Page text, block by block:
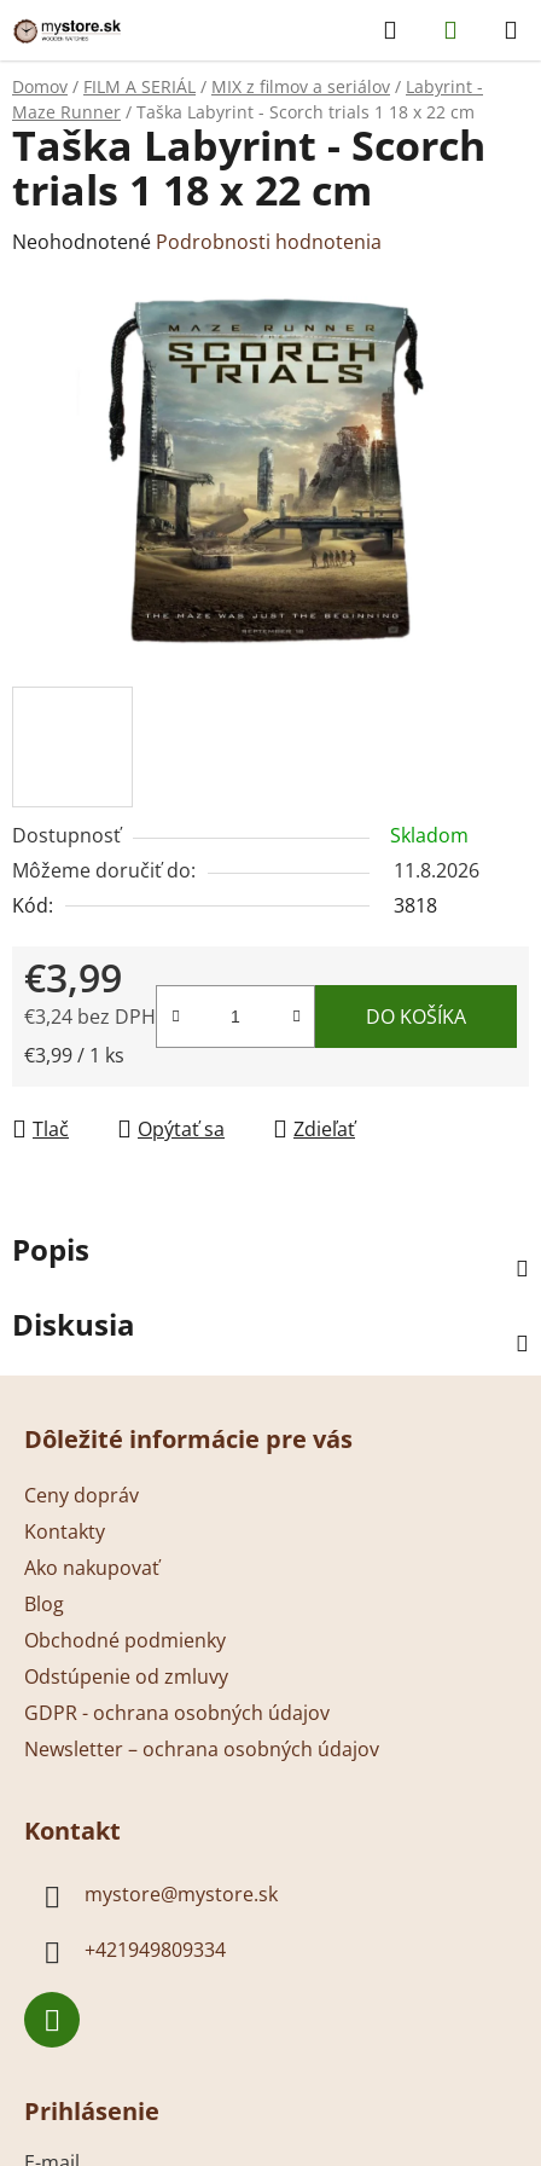
Prejsť
na
obsah
Hľadať
KOŠÍK
Domov / FILM A SERIÁL / MIX z filmov a seriálov / Labyrint -
Maze Runner / Taška Labyrint - Scorch trials 1 18 x 22 cm
Dostupnosť
Skladom
Môžeme doručiť do:
11.8.2026
Kód:
3818
€3,99
€3,24 bez DPH
Jednotková cena:
€3,99 / 1 ks
DO KOŠÍKA
Tlač Opýtať sa Zdieľať
Taška Labyrint - Scorch
trials 1 18 x 22 cm
Priemerné
hviezdičiek.
Neohodnotené Podrobnosti hodnotenia
Popis
Diskusia
Z
Dôležité informácie pre vás
Ceny dopráv
Kontakty
Ako nakupovať
Blog
Obchodné podmienky
Odstúpenie od zmluvy
GDPR - ochrana osobných údajov
Newsletter – ochrana osobných údajov
Kontakt
mystore@mystore.sk
+421949809334
Prihlásenie